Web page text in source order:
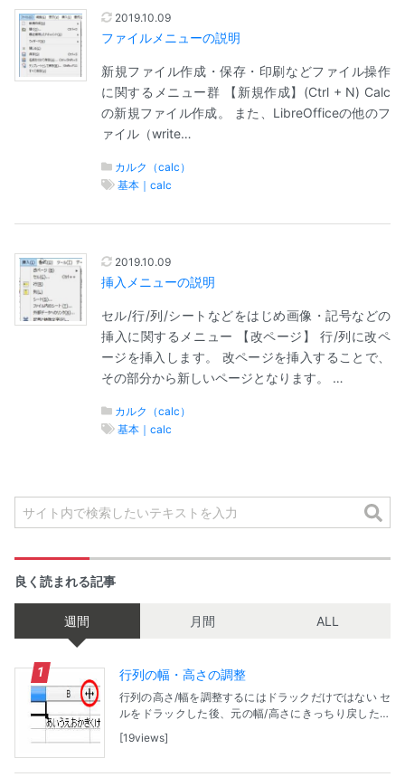
2019.10.09
ファイルメニューの説明
新規ファイル作成・保存・印刷などファイル操作
に関するメニュー群 【新規作成】(Ctrl + N) Calc
の新規ファイル作成。 また、LibreOfficeの他のフ
ァイル（write…
カルク（calc）
基本｜calc
2019.10.09
挿入メニューの説明
セル/行/列/シートなどをはじめ画像・記号などの
挿入に関するメニュー 【改ページ】 行/列に改ペ
ージを挿入します。 改ページを挿入することで、
その部分から新しいページとなります。 …
カルク（calc）
基本｜calc
良く読まれる記事
週間 月間 ALL
行列の幅・高さの調整
行列の高さ/幅を調整するにはドラックだけではない セ
ルをドラックした後、元の幅/高さにきっちり戻したい
「標準値」にチェックを！ ドラックによる調整方法...
19views